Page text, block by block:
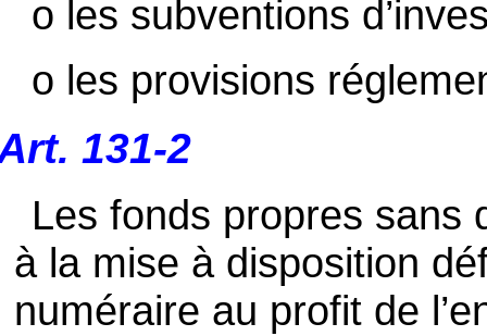
o les subventions
o les provisions
131-2
Les fonds propres sans
à la mise à disposition
numéraire au profit de